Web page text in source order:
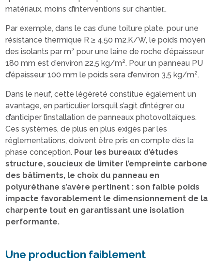
matériaux, moins d’interventions sur chantier…
Par exemple, dans le cas d’une toiture plate, pour une
résistance thermique R ≥ 4,50 m2.K/W, le poids moyen
des isolants par m² pour une laine de roche d’épaisseur
180 mm est d’environ 22,5 kg/m². Pour un panneau PU
d’épaisseur 100 mm le poids sera d’environ 3,5 kg/m².
Dans le neuf, cette légèreté constitue également un
avantage, en particulier lorsqu’il s’agit d’intégrer ou
d’anticiper l’installation de panneaux photovoltaïques.
Ces systèmes, de plus en plus exigés par les
réglementations, doivent être pris en compte dès la
phase conception. Pour les bureaux d’études
structure, soucieux de limiter l’empreinte carbone
des bâtiments, le choix du panneau en
polyuréthane s’avère pertinent : son faible poids
impacte favorablement le dimensionnement de la
charpente tout en garantissant une isolation
performante.
Une production faiblement